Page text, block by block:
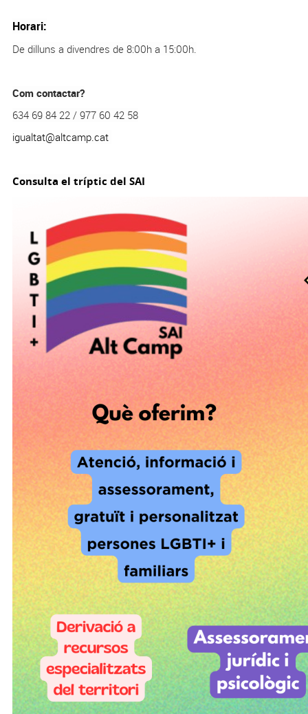
Horari:
De dilluns a divendres de 8:00h a 15:00h.
Com contactar?
634 69 84 22 / 977 60 42 58
igualtat@altcamp.cat
Consulta el tríptic del SAI